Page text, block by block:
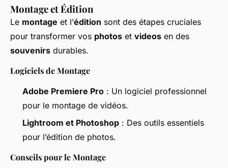
Montage et Édition
Le montage et l’édition sont des étapes cruciales
pour transformer vos photos et videos en des
souvenirs durables.
Logiciels de Montage
Adobe Premiere Pro : Un logiciel professionnel
pour le montage de vidéos.
Lightroom et Photoshop : Des outils essentiels
pour l’édition de photos.
Conseils pour le Montage